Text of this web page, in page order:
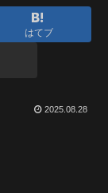
はてブ
2025.08.28